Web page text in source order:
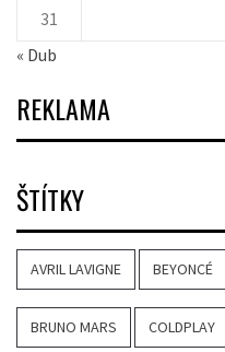
31
« Dub
REKLAMA
ŠTÍTKY
AVRIL LAVIGNE BEYONCÉ
BRUNO MARS COLDPLAY